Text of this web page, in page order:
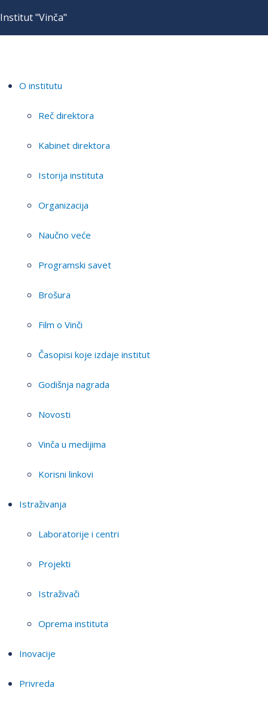
Institut "Vinča"
O institutu
Reč direktora
Kabinet direktora
Istorija instituta
Organizacija
Naučno veće
Programski savet
Brošura
Film o Vinči
Časopisi koje izdaje institut
Godišnja nagrada
Novosti
Vinča u medijima
Korisni linkovi
Istraživanja
Laboratorije i centri
Projekti
Istraživači
Oprema instituta
Inovacije
Privreda